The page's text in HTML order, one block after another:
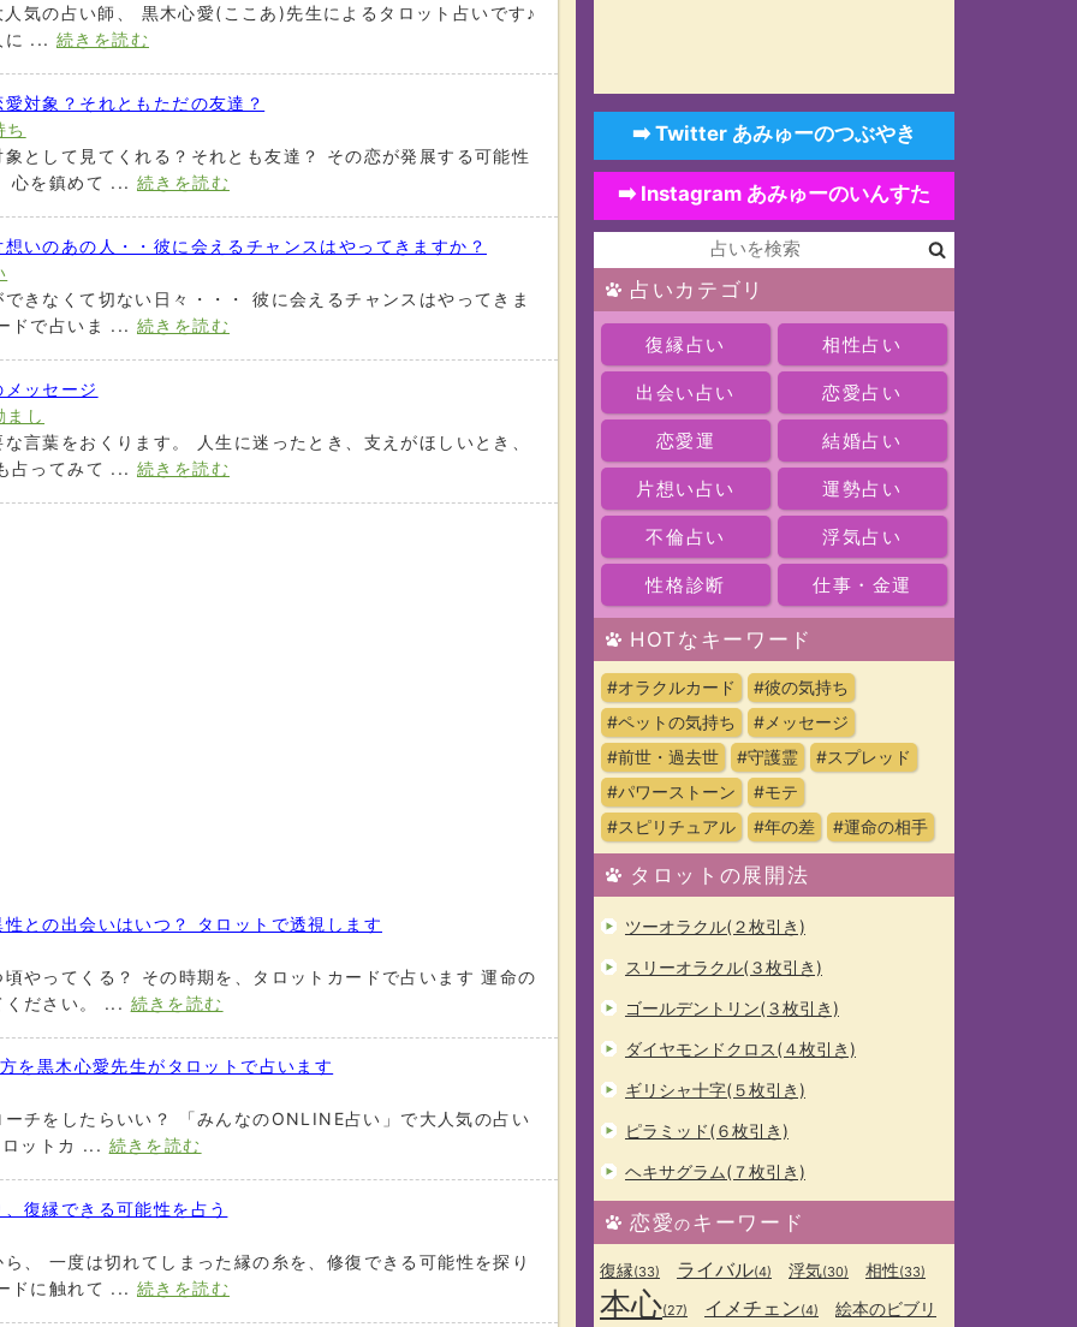
気の占い師、 黒木心愛(ここあ)先生によるタロット占いです♪
に ... 続きを読む
対象？それともただの友達？
ち
として見てくれる？それとも友達？ その恋が発展する可能性
心を鎮めて ... 続きを読む
想いのあの人・・彼に会えるチャンスはやってきますか？
きなくて切ない日々・・・ 彼に会えるチャンスはやってきま
ドで占いま ... 続きを読む
ッセージ
まし
言葉をおくります。 人生に迷ったとき、支えがほしいとき、
占ってみて ... 続きを読む
性との出会いはいつ？ タロットで透視します
やってくる？ その時期を、タロットカードで占います 運命の
ください。 ... 続きを読む
を黒木心愛先生がタロットで占います
チをしたらいい？ 「みんなのONLINE占い」で大人気の占い
ットカ ... 続きを読む
復縁できる可能性を占う
、 一度は切れてしまった縁の糸を、修復できる可能性を探り
ドに触れて ... 続きを読む
➡️ Twitter あみゅーのつぶやき
➡️ Instagram あみゅーのいんすた
占いカテゴリ
復縁占い 相性占い
出会い占い 恋愛占い
恋愛運 結婚占い
片想い占い 運勢占い
不倫占い 浮気占い
性格診断 仕事・金運
HOTなキーワード
#オラクルカード
#彼の気持ち
#ペットの気持ち
#メッセージ
#前世・過去世
#守護霊
#スプレッド
#パワーストーン
#モテ
#スピリチュアル
#年の差 #運命の相手
タロットの展開法
ツーオラクル(２枚引き)
スリーオラクル(３枚引き)
ゴールデントリン(３枚引き)
ダイヤモンドクロス(４枚引き)
ギリシャ十字(５枚引き)
ピラミッド(６枚引き)
ヘキサグラム(７枚引き)
恋愛のキーワード
復縁(33) ライバル(4) 浮気(30) 相性(33)
本心(27) イメチェン(4)
絵本のビブリ